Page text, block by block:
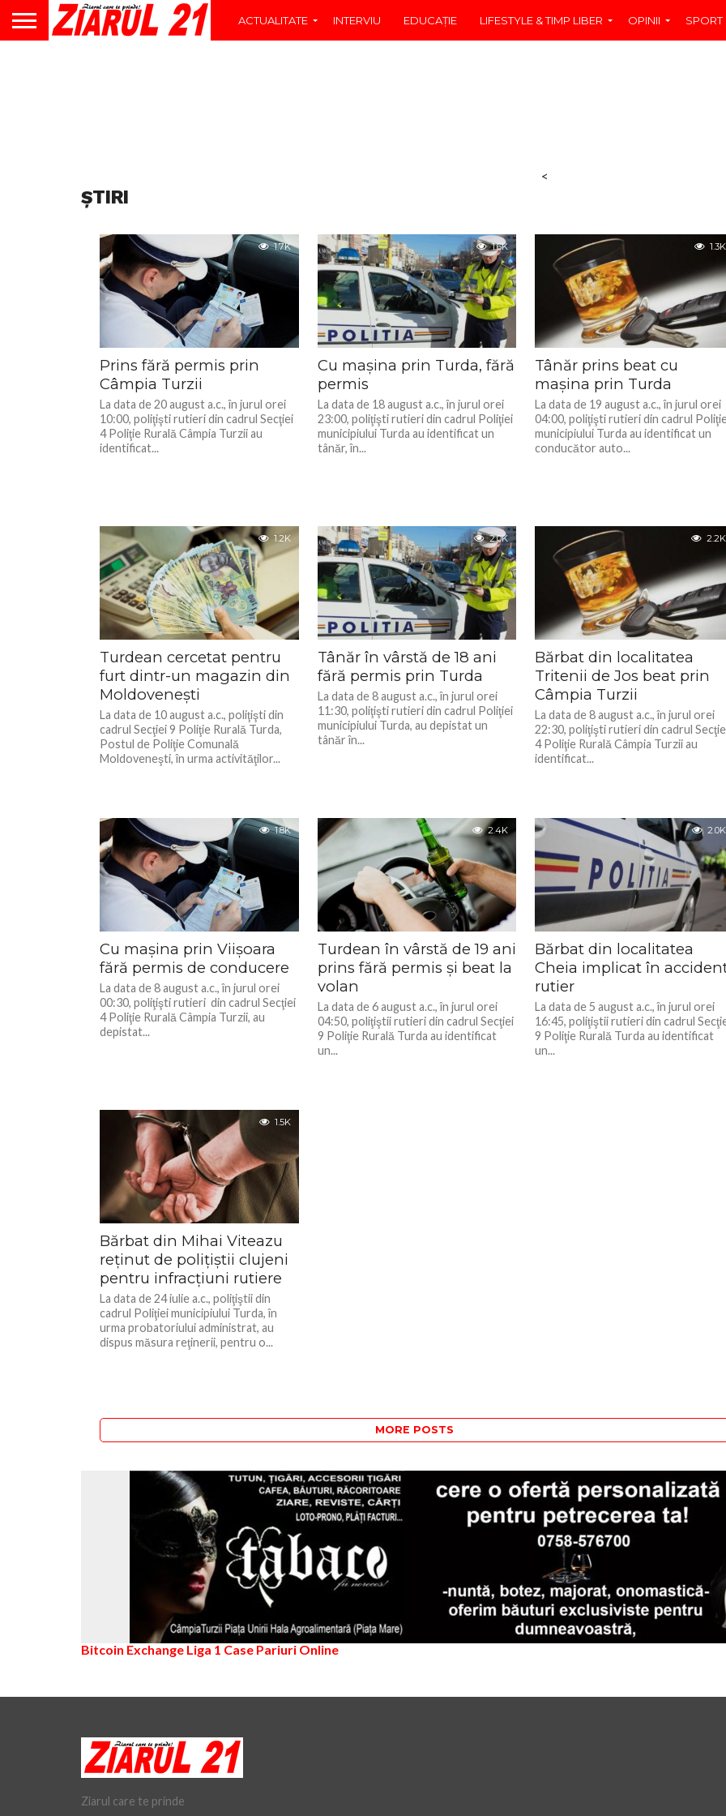
ACTUALITATE INTERVIU EDUCAŢIE LIFESTYLE & TIMP LIBER OPINII SPORT
<
ŞTIRI
1.7K
Prins fără permis prin
Câmpia Turzii
La data de 20 august a.c., în jurul orei
10:00, poliţişti rutieri din cadrul Secţiei
4 Poliţie Rurală Câmpia Turzii au
identificat...
1.6K
Cu mașina prin Turda, fără
permis
La data de 18 august a.c., în jurul orei
23:00, poliţişti rutieri din cadrul Poliţiei
municipiului Turda au identificat un
tânăr, în...
1.3K
Tânăr prins beat cu
mașina prin Turda
La data de 19 august a.c., în jurul orei
04:00, poliţişti rutieri din cadrul
municipiului Turda au identificat un
conducător auto...
1.2K
Turdean cercetat pentru
furt dintr-un magazin din
Moldoveneşti
La data de 10 august a.c., poliţişti din
cadrul Secţiei 9 Poliţie Rurală Turda,
Postul de Poliţie Comunală
Moldoveneşti, în urma activităţilor...
2.0K
Tânăr în vârstă de 18 ani
fără permis prin Turda
La data de 8 august a.c., în jurul orei
11:30, poliţişti rutieri din cadrul Poliţiei
municipiului Turda, au depistat un
tânăr în...
2.2K
Bărbat din localitatea
Tritenii de Jos beat prin
Câmpia Turzii
La data de 8 august a.c., în jurul orei
22:30, poliţişti rutieri din cadrul
4 Poliţie Rurală Câmpia Turzii au
identificat...
1.8K
Cu mașina prin Viișoara
fără permis de conducere
La data de 8 august a.c., în jurul orei
00:30, poliţişti rutieri din cadrul Secţiei
4 Poliţie Rurală Câmpia Turzii, au
depistat...
2.4K
Turdean în vârstă de 19 ani
prins fără permis și beat la
volan
La data de 6 august a.c., în jurul orei
04:50, poliţiştii rutieri din cadrul Secţiei
9 Poliţie Rurală Turda au identificat
un...
2.0K
Bărbat din localitatea
Cheia implicat în
rutier
La data de 5 august a.c., în jurul orei
16:45, poliţiştii rutieri din cadrul
9 Poliţie Rurală Turda au identificat
un...
1.5K
Bărbat din Mihai Viteazu
reținut de polițiștii clujeni
pentru infracțiuni rutiere
La data de 24 iulie a.c., poliţiştii din
cadrul Poliţiei municipiului Turda, în
urma probatoriului administrat, au
dispus măsura reţinerii, pentru o...
MORE POSTS
Bitcoin Exchange Liga 1 Case Pariuri Online
Ziarul care te prinde